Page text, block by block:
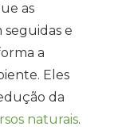
as
e
a
Eles
da
naturais.